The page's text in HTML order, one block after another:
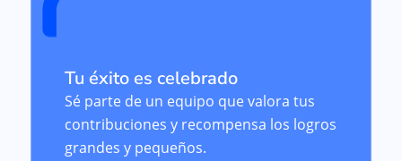
Tu éxito es celebrado
Sé parte de un equipo que valora tus
contribuciones y recompensa los logros
grandes y pequeños.